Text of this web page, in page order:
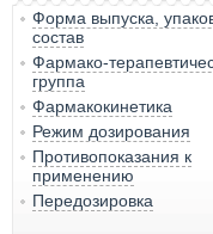
Форма выпуска,
состав
Фармако-
группа
Фармакокинетика
Режим дозирования
Противопоказания к
применению
Передозировка